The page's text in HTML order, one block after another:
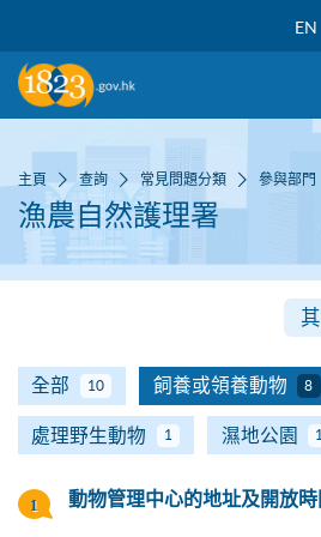
EN
主頁 查詢 常見問題分類 參與部門
漁農自然護理署
全部 10 飼養或領養動物 8
處理野生動物 1 濕地公園
動物管理中心的地址及開放時